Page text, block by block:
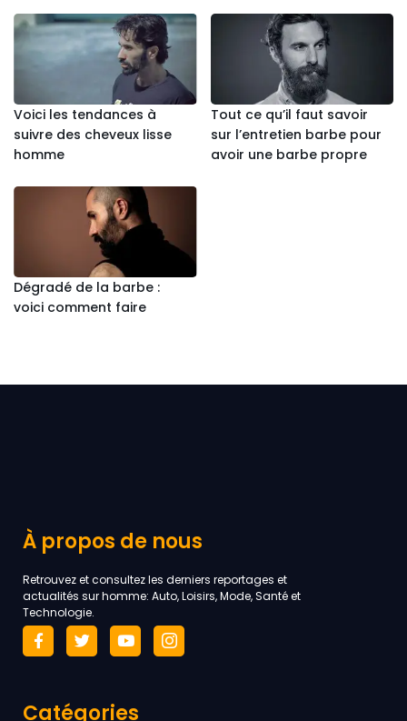
Voici les tendances à
suivre des cheveux lisse
homme
Tout ce qu’il faut savoir
sur l’entretien barbe pour
avoir une barbe propre
Dégradé de la barbe :
voici comment faire
À propos de nous
Retrouvez et consultez les derniers reportages et
actualités sur homme: Auto, Loisirs, Mode, Santé et
Technologie.
Catégories